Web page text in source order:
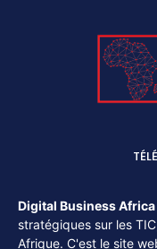
Digital Business Africa
stratégiques sur les
Afrique. C'est le site